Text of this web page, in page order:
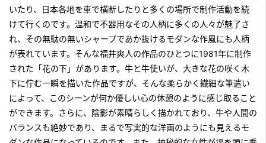
いたり、日本各地を車で横断したりと多くの場所で制作活動を続
けて行くのです。温和で不器用なその人柄に多くの人々が魅了さ
れ、その無駄の無いシャープであか抜けるモダンな作風にも人柄
が表れています。そんな福井爽人の作品のひとつに1981年に制作
された「花の下」があります。牛と牛使いが、大きな花の咲く木
下に佇む一瞬を描いた作品ですが、そんな柔らかく繊細な筆遣い
によって、このシーンが何か優しい心の休憩のように感じ取ること
ができます。さらに、陰影が素晴らしく描かれており、牛や人間の
バランスも絶妙であり、まるで写実的な洋画のようにも見えるモ